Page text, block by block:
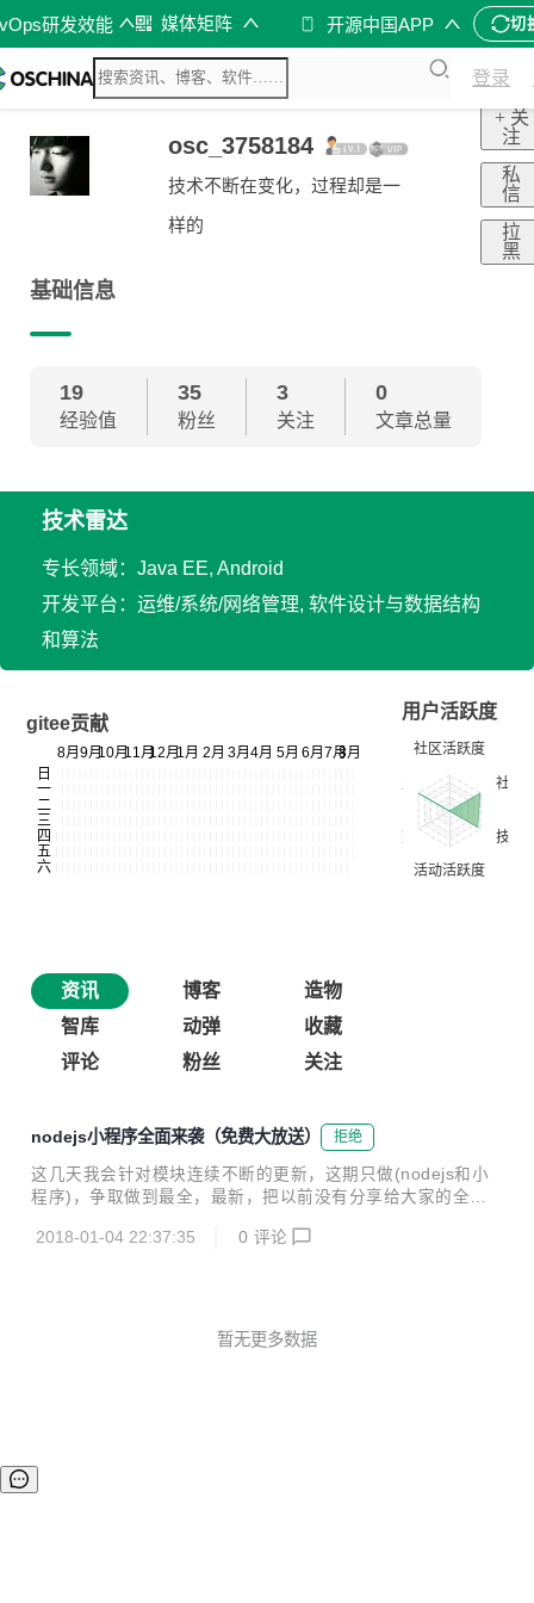
研发效能 媒体矩阵 开源中国APP 切
登录
osc_3758184
技术不断在变化，过程却是一
样的
+ 关
注
私
信
拉
黑
基础信息
19
经验值
35
粉丝
3
关注
0
文章总量
技术雷达
专长领域：Java EE, Android
开发平台：运维/系统/网络管理, 软件设计与数据结构
和算法
gitee贡献
用户活跃度
资讯 博客
造物
智库
动弹
收藏
评论
粉丝 关注
nodejs小程序全面来袭（免费大放送） 拒绝
这几天我会针对模块连续不断的更新，这期只做(nodejs和小
程序)，争取做到最全，最新，把以前没有分享给大家的全部
可发给你(网盘链接)。 我的目标：做最好最全的前端资源分
2018-01-04 22:37:35 0 评论
暂无更多数据